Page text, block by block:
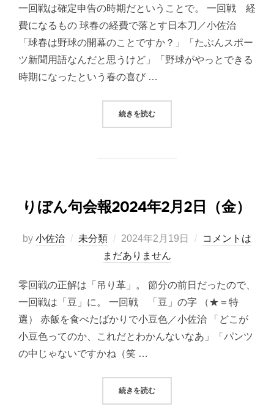
一回戦は確定申告の時期だということで。 一回戦 経
費になるもの 球春の経費で落とす日本刀／小佐治
「球春は野球の開幕のことですか？」「たぶんスポー
ツ新聞用語なんだと思うけど」「野球がやっとできる
時期になったという春の喜び …
続きを読む“りぼん句会報2024年2月16日（金
りぼん句会報2024年2月2日（金）
by 小佐治 未分類
投
稿
2024年2月19日
コメントは
まだありません
零回戦の正解は「吊り革」。 節分の前日だったので、
一回戦は「豆」に。 一回戦 「豆」の字 （★＝特
選） 赤飯を食べたばかりで小豆色／小佐治 「どこが
小豆色ってのか、これだとわかんないなあ」「パンツ
の中じゃないですかね（笑 …
続きを読む“りぼん句会報2024年2月2日（金